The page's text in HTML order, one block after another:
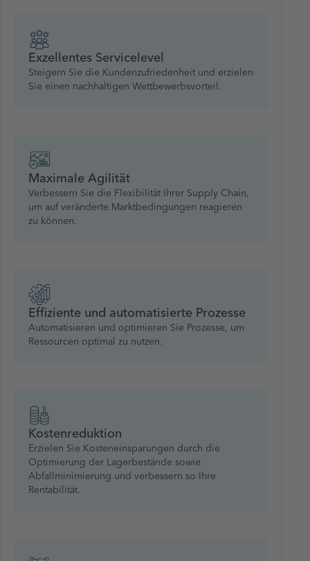
Exzellentes Servicelevel
Steigern Sie die Kundenzufriedenheit und erzielen
Sie einen nachhaltigen Wettbewerbsvorteil.
Maximale Agilität
Verbessern Sie die Flexibilität Ihrer Supply Chain,
um auf veränderte Marktbedingungen reagieren
zu können.
Effiziente und automatisierte Prozesse
Automatisieren und optimieren Sie Prozesse, um
Ressourcen optimal zu nutzen.
Kostenreduktion
Erzielen Sie Kosteneinsparungen durch die
Optimierung der Lagerbestände sowie
Abfallminimierung und verbessern so Ihre
Rentabilität.